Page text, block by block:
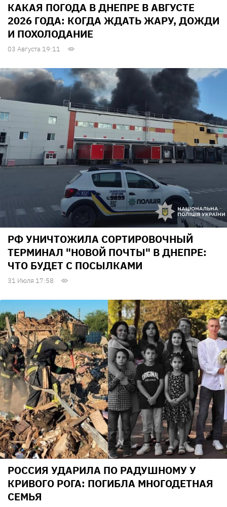
КАКАЯ ПОГОДА В ДНЕПРЕ В АВГУСТЕ
2026 ГОДА: КОГДА ЖДАТЬ ЖАРУ, ДОЖДИ
И ПОХОЛОДАНИЕ
03 Августа 19:11
РФ УНИЧТОЖИЛА СОРТИРОВОЧНЫЙ
ТЕРМИНАЛ "НОВОЙ ПОЧТЫ" В ДНЕПРЕ:
ЧТО БУДЕТ С ПОСЫЛКАМИ
31 Июля 17:58
РОССИЯ УДАРИЛА ПО РАДУШНОМУ У
КРИВОГО РОГА: ПОГИБЛА МНОГОДЕТНАЯ
СЕМЬЯ